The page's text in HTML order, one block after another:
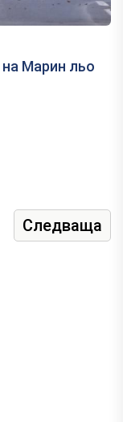
Марин льо
Следваща